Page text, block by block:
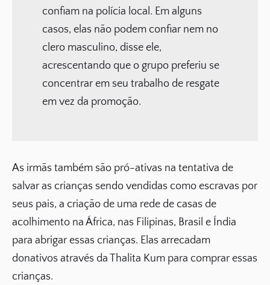
confiam na polícia local. Em alguns
casos, elas não podem confiar nem no
clero masculino, disse ele,
acrescentando que o grupo preferiu se
concentrar em seu trabalho de resgate
em vez da promoção.
As irmãs também são pró-ativas na tentativa de
salvar as crianças sendo vendidas como escravas por
seus pais, a criação de uma rede de casas de
acolhimento na África, nas Filipinas, Brasil e Índia
para abrigar essas crianças. Elas arrecadam
donativos através da Thalita Kum para comprar essas
crianças.